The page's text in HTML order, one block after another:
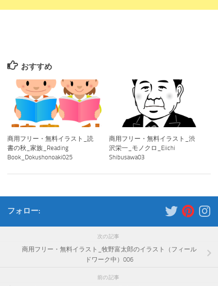
おすすめ
商用フリー・無料イラスト_読
書の秋_家族_Reading
Book_Dokushonoaki025
商用フリー・無料イラスト_渋
沢栄一_モノクロ_Eiichi
Shibusawa03
フォロー:
次の記事
商用フリー・無料イラスト_牧野富太郎のイラスト（フィール
ドワーク中）006
前の記事